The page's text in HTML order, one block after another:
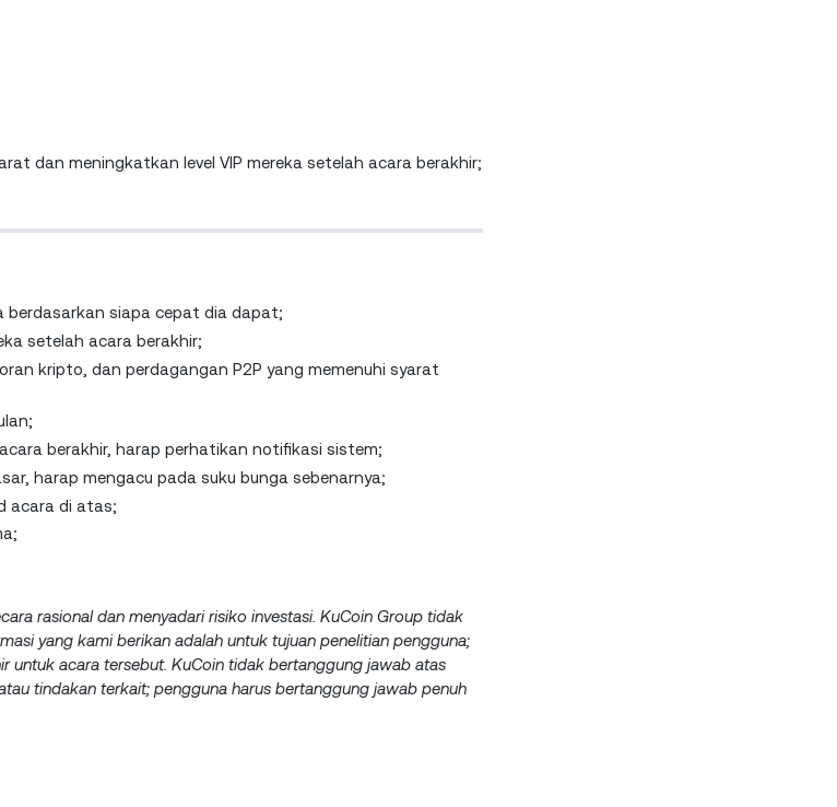
dan meningkatkan level VIP mereka setelah acara berakhir;
berdasarkan siapa cepat dia dapat;
setelah acara berakhir;
kripto, dan perdagangan P2P yang memenuhi syarat
berakhir, harap perhatikan notifikasi sistem;
harap mengacu pada suku bunga sebenarnya;
acara di atas;
rasional dan menyadari risiko investasi. KuCoin Group tidak
yang kami berikan adalah untuk tujuan penelitian pengguna;
untuk acara tersebut. KuCoin tidak bertanggung jawab atas
tindakan terkait; pengguna harus bertanggung jawab penuh